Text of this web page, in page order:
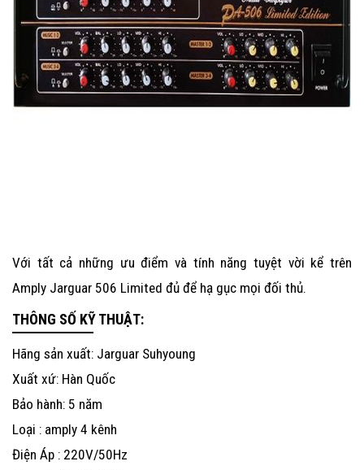
Với tất cả những ưu điểm và tính năng tuyệt vời kể trên
Amply Jarguar 506 Limited đủ để hạ gục mọi đối thủ.
THÔNG SỐ KỸ THUẬT:
Hãng sản xuất: Jarguar Suhyoung
Xuất xứ: Hàn Quốc
Bảo hành: 5 năm
Loại : amply 4 kênh
Điện Áp : 220V/50Hz